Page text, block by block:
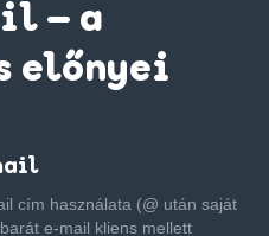
– a
előnyei
cím használata (@ után saját
e-mail kliens mellett